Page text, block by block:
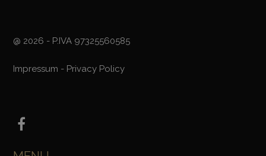
@ 2026 - P.IVA 97325560585
Impressum - Privacy Policy